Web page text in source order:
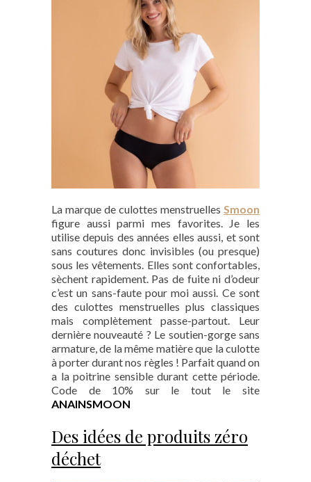
La marque de culottes menstruelles Smoon
figure aussi parmi mes favorites. Je les
utilise depuis des années elles aussi, et sont
sans coutures donc invisibles (ou presque)
sous les vêtements. Elles sont confortables,
sèchent rapidement. Pas de fuite ni d’odeur
c’est un sans-faute pour moi aussi. Ce sont
des culottes menstruelles plus classiques
mais complètement passe-partout. Leur
dernière nouveauté ? Le soutien-gorge sans
armature, de la même matière que la culotte
à porter durant nos règles ! Parfait quand on
a la poitrine sensible durant cette période.
Code de 10% sur le tout le site
ANAINSMOON
Des idées de produits zéro
déchet